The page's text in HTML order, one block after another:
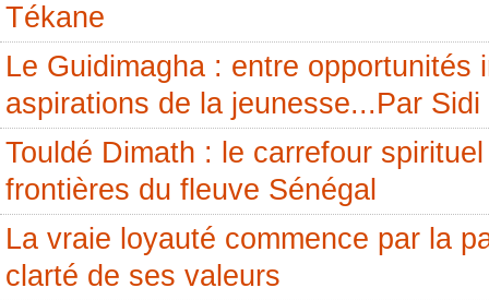
Tékane
Le Guidimagha : entre opportunités
aspirations de la jeunesse...Par
Touldé Dimath : le carrefour
frontières du fleuve Sénégal
La vraie loyauté commence par la
clarté de ses valeurs